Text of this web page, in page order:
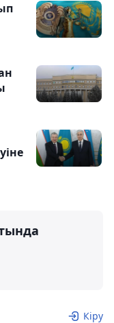
Кіру